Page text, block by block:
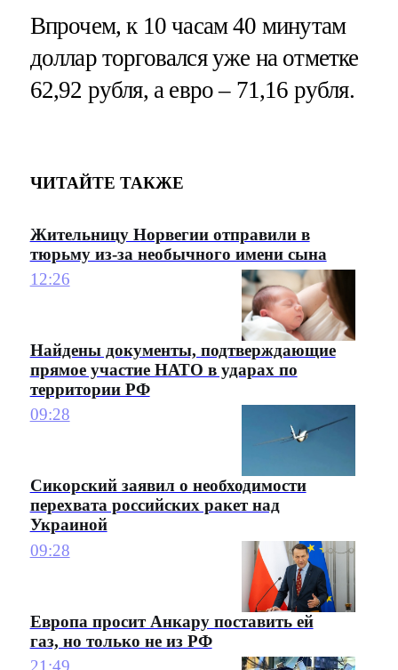
Впрочем, к 10 часам 40 минутам
доллар торговался уже на отметке
62,92 рубля, а евро – 71,16 рубля.
ЧИТАЙТЕ ТАКЖЕ
Жительницу Норвегии отправили в
тюрьму из-за необычного имени сына
12:26
Найдены документы, подтверждающие
прямое участие НАТО в ударах по
территории РФ
09:28
Сикорский заявил о необходимости
перехвата российских ракет над
Украиной
09:28
Европа просит Анкару поставить ей
газ, но только не из РФ
21:49